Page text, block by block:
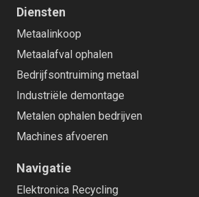
Diensten
Metaalinkoop
Metaalafval ophalen
Bedrijfsontruiming metaal
Industriële demontage
Metalen ophalen bedrijven
Machines afvoeren
Navigatie
Elektronica Recycling